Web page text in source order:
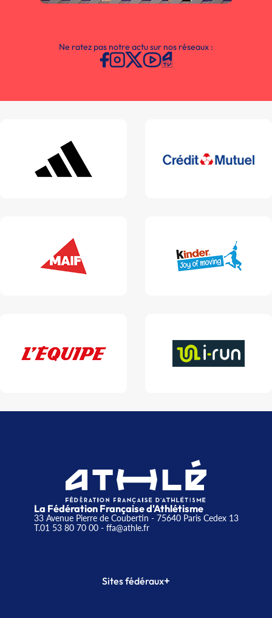
Ne ratez pas notre actu sur nos réseaux :
La Fédération Française d'Athlétisme
33 Avenue Pierre de Coubertin - 75640 Paris Cedex 13
T.01 53 80 70 00- ffa@athle.fr
Sites fédéraux+